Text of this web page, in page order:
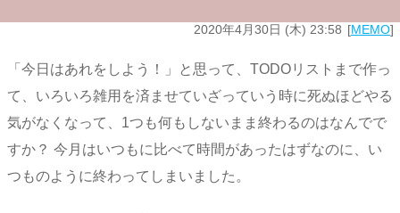
2020年4月30日 (木) 23:58 MEMO
「今日はあれをしよう！」と思って、TODOリストまで作っ
て、いろいろ雑用を済ませていざっていう時に死ぬほどやる
気がなくなって、1つも何もしないまま終わるのはなんでで
すか？ 今月はいつもに比べて時間があったはずなのに、い
つものように終わってしまいました。